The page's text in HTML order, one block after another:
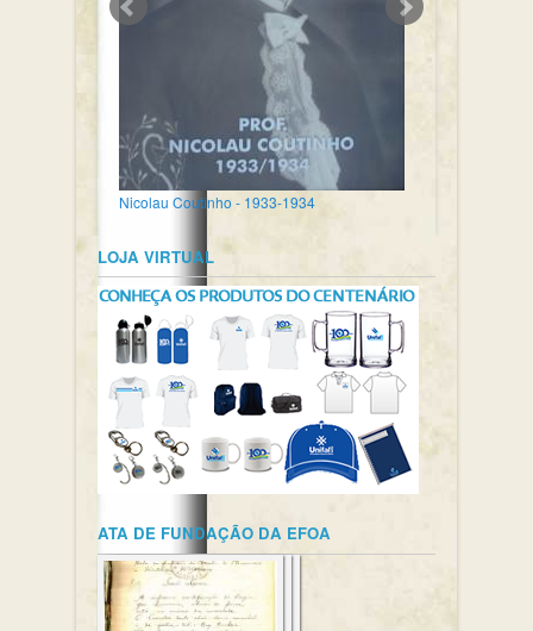
Nicolau Coutinho - 1933-1934
LOJA VIRTUAL
ATA DE FUNDAÇÃO DA EFOA